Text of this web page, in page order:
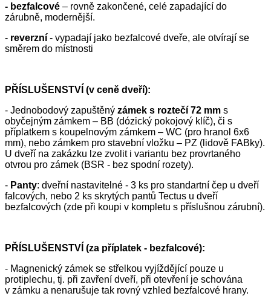
- bezfalcové – rovně zakončené, celé zapadající do
zárubně, modernější.
- reverzní - vypadají jako bezfalcové dveře, ale otvírají se
směrem do místnosti
PŘÍSLUŠENSTVÍ (v ceně dveří):
- Jednobodový zapuštěný zámek s roztečí 72 mm s
obyčejným zámkem – BB (dózický pokojový klíč), či s
příplatkem s koupelnovým zámkem – WC (pro hranol 6x6
mm), nebo zámkem pro stavební vložku – PZ (lidově FABky).
U dveří na zakázku lze zvolit i variantu bez provrtaného
otvrou pro zámek (BSR - bez spodní rozety).
- Panty: dveřní nastavitelné - 3 ks pro standartní čep u dveří
falcových, nebo 2 ks skrytých pantů Tectus u dveří
bezfalcových (zde při koupi v kompletu s příslušnou zárubní).
PŘÍSLUŠENSTVÍ (za příplatek - bezfalcové):
- Magnenický zámek se střelkou vyjíždějící pouze u
protiplechu, tj. při zavření dveří, při otevření je schována
v zámku a nenarušuje tak rovný vzhled bezfalcové hrany.